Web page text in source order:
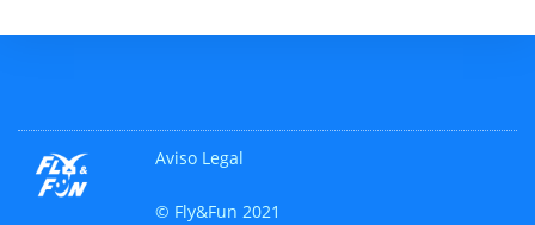
Aviso Legal
© Fly&Fun 2021